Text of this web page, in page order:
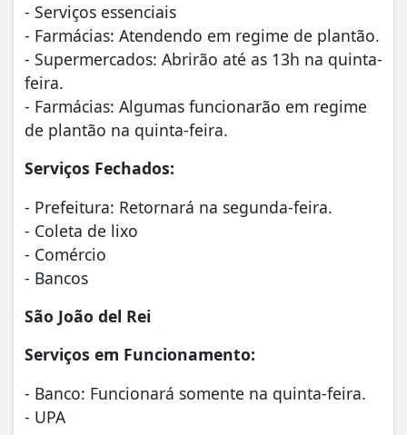
- Serviços essenciais
- Farmácias: Atendendo em regime de plantão.
- Supermercados: Abrirão até as 13h na quinta-
feira.
- Farmácias: Algumas funcionarão em regime
de plantão na quinta-feira.
Serviços Fechados:
- Prefeitura: Retornará na segunda-feira.
- Coleta de lixo
- Comércio
- Bancos
São João del Rei
Serviços em Funcionamento:
- Banco: Funcionará somente na quinta-feira.
- UPA